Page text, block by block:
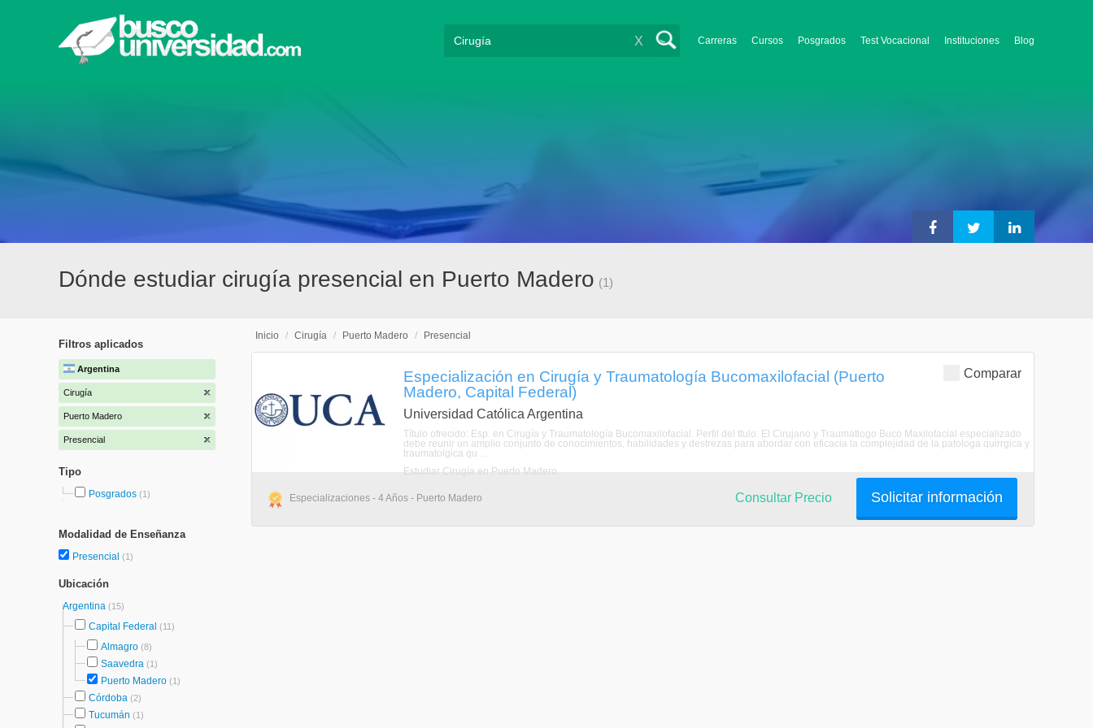
Carreras Cursos Posgrados Test Vocacional Instituciones Blog
X
Dónde estudiar cirugía presencial en Puerto Madero (1)
Filtros aplicados
Argentina
Cirugía
Puerto Madero
Presencial
Tipo
Posgrados (1)
Modalidad de Enseñanza
Presencial (1)
Ubicación
Argentina (15)
Capital Federal (11)
Almagro (8)
Saavedra (1)
Puerto Madero (1)
Córdoba (2)
Tucumán (1)
Inicio / Cirugía / Puerto Madero / Presencial
Comparar
Especialización en Cirugía y Traumatología Bucomaxilofacial (Puerto
Madero, Capital Federal)
Universidad Católica Argentina
Título ofrecido: Esp. en Cirugía y Traumatología Bucomaxilofacial. Perfil del ttulo: El Cirujano y Traumatlogo Buco Maxilofacial especializado
debe reunir un amplio conjunto de conocimientos, habilidades y destrezas para abordar con eficacia la complejidad de la patologa quirrgica y
traumatolgica qu ...
Estudiar Cirugía en Puerto Madero
Especializaciones - 4 Años - Puerto Madero Solicitar información
Consultar Precio